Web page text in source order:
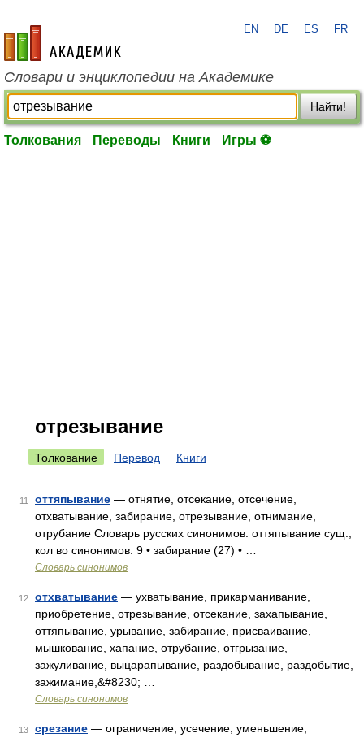
academic.ru
EN DE ES FR
Словари и энциклопедии на Академике
Найти!
Толкования Переводы Книги Игры ⚽
отрезывание
Толкование Перевод Книги
11 оттяпывание — отнятие, отсекание, отсечение,
отхватывание, забирание, отрезывание, отнимание,
отрубание Словарь русских синонимов. оттяпывание сущ.,
кол во синонимов: 9 • забирание (27) • …
Словарь синонимов
12 отхватывание — ухватывание, прикарманивание,
приобретение, отрезывание, отсекание, захапывание,
оттяпывание, урывание, забирание, присваивание,
мышкование, хапание, отрубание, отгрызание,
зажуливание, выцарапывание, раздобывание, раздобытие,
зажимание,&#8230; …
Словарь синонимов
13 срезание — ограничение, усечение, уменьшение;